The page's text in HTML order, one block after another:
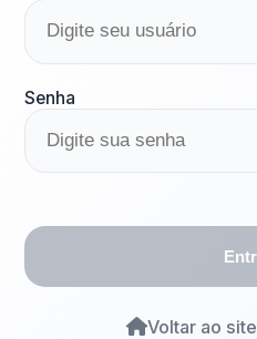
Senha
Voltar ao site